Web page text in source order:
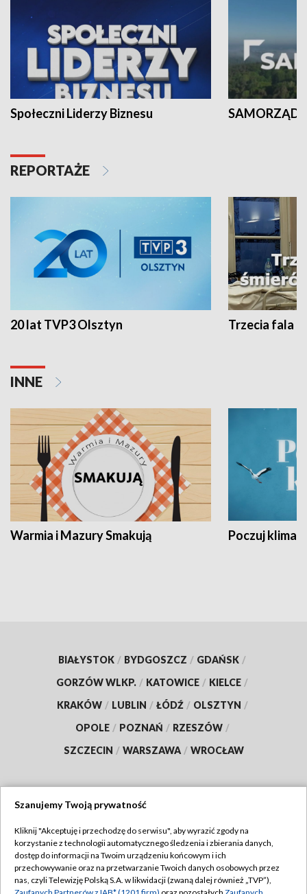
Społeczni Liderzy Biznesu SAMORZĄD
REPORTAŻE
20 lat TVP3 Olsztyn Trzecia fala -
INNE
Warmia i Mazury Smakują Poczuj klimat
BIAŁYSTOK / BYDGOSZCZ / GDAŃSK /
GORZÓW WLKP. / KATOWICE / KIELCE /
KRAKÓW / LUBLIN / ŁÓDŹ / OLSZTYN /
OPOLE / POZNAŃ / RZESZÓW /
SZCZECIN / WARSZAWA / WROCŁAW
TVP
Abonament TVP
Emisja w TVP
Regulamin TVP
Szanujemy Twoją prywatność
Kliknij "Akceptuję i przechodzę do serwisu", aby wyrazić zgody na
korzystanie z technologii automatycznego śledzenia i zbierania danych,
dostęp do informacji na Twoim urządzeniu końcowym i ich
przechowywanie oraz na przetwarzanie Twoich danych osobowych przez
nas, czyli Telewizję Polską S.A. w likwidacji (zwaną dalej również „TVP”),